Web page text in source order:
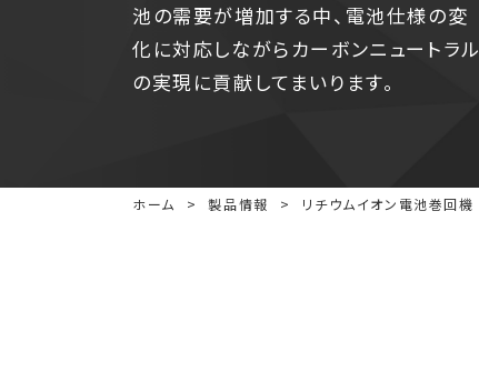
池の需要が増加する中、電池仕様の変
化に対応しながらカーボンニュートラル
の実現に貢献してまいります。
ホーム 製品情報 リチウムイオン電池巻回機